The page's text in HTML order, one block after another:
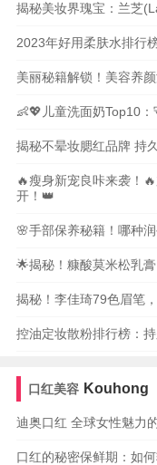
揭秘美妆界瑰宝：兰芝
2023年好用柔肤水排行
美丽秘籍解锁！美容养
👶💖儿童洗面奶Top10
揭秘不晕妆腮红品牌 持
🔥瘦身新宠良咔来袭！
开！👑
🌸手部保养秘籍！哪种
🌟揭秘！糠酸莫米松乳
揭秘！李佳琦79色眉笔
控油定妆散粉排行榜：
口红美容 Kouhong
迪奥口红 全球女性魅力
口红的秘密保鲜期：如